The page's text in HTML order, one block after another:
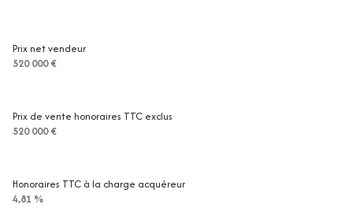
exposition Sud
vue VERDURE
Prix net vendeur
520 000 €
Prix de vente honoraires TTC exclus
520 000 €
Honoraires TTC à la charge acquéreur
4,81 %